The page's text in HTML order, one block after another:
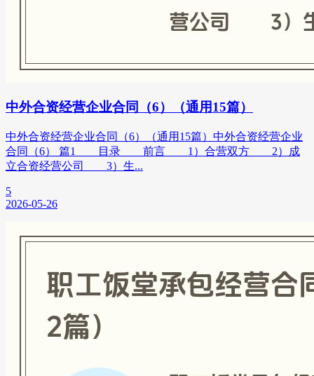
中外合资经营企业合同（6）（通用15篇）
中外合资经营企业合同（6）（通用15篇）中外合资经营企业
合同（6） 篇1 目录 前言 1）合营双方 2）成
立合资经营公司 3）生...
5
2026-05-26